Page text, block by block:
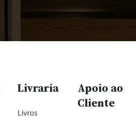
Livraria
Livros
Apoio ao
Cliente